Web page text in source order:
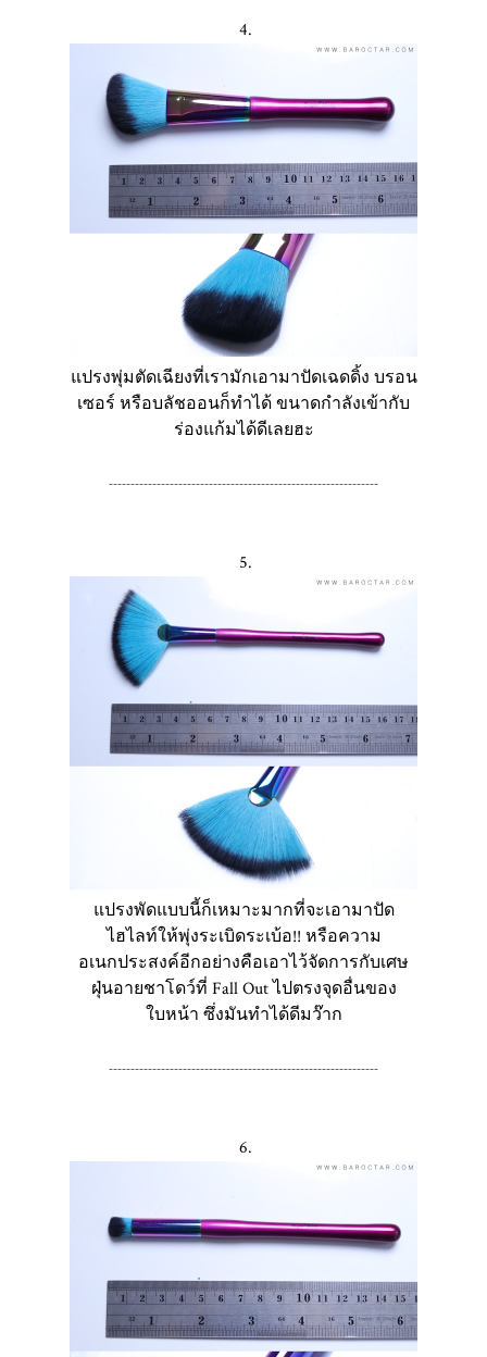
4.
แปรงพุ่มตัดเฉียงที่เรามักเอามาปัดเฉดดิ้ง บรอน
เซอร์ หรือบลัชออนก็ทำได้ ขนาดกำลังเข้ากับ
ร่องแก้มได้ดีเลยฮะ
--------------------------------------------------------------
5.
แปรงพัดแบบนี้ก็เหมาะมากที่จะเอามาปัด
ไฮไลท์ให้พุ่งระเบิดระเบ้อ!! หรือความ
อเนกประสงค์อีกอย่างคือเอาไว้จัดการกับเศษ
ฝุ่นอายชาโดว์ที่ Fall Out ไปตรงจุดอื่นของ
ใบหน้า ซึ่งมันทำได้ดีมว๊าก
--------------------------------------------------------------
6.